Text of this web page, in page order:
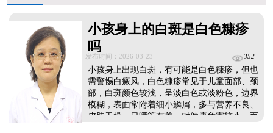
伍德灯结果显示亮白色荧光代表什么意思
脸上长了小白点是什么情况
白癜风用芦可替尼乳膏多久能恢复正常色
小孩身上的白斑是白色糠疹
吗
发布时间：2026-03-23 352
小孩身上出现白斑，有可能是白色糠疹，但也
需警惕白癜风，白色糠疹常见于儿童面部、颈
部，白斑颜色较浅，呈淡白色或淡粉色，边界
模糊，表面常附着细小鳞屑，多与营养不良、
皮肤干燥、日晒等有关，对健康危害较小。而